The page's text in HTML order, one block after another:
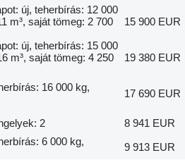
új, teherbírás: 12 000
m³, saját tömeg: 2 700
15 900 EUR
új, teherbírás: 15 000
m³, saját tömeg: 4 250
19 380 EUR
16 000 kg,
17 690 EUR
2
8 941 EUR
6 000 kg,
9 913 EUR